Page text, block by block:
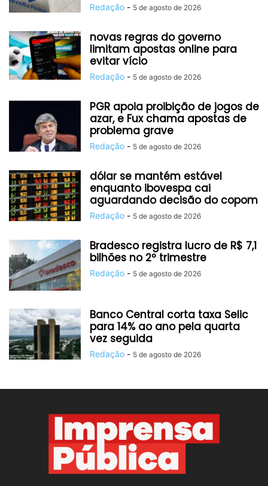
Redação - 5 de agosto de 2026
novas regras do governo
limitam apostas online para
evitar vício
Redação - 5 de agosto de 2026
PGR apoia proibição de jogos de
azar, e Fux chama apostas de
problema grave
Redação - 5 de agosto de 2026
dólar se mantém estável
enquanto ibovespa cai
aguardando decisão do copom
Redação - 5 de agosto de 2026
Bradesco registra lucro de R$ 7,1
bilhões no 2º trimestre
Redação - 5 de agosto de 2026
Banco Central corta taxa Selic
para 14% ao ano pela quarta
vez seguida
Redação - 5 de agosto de 2026